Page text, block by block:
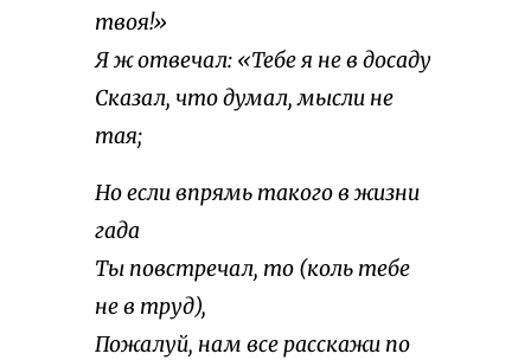
твоя!»
Я ж отвечал: «Тебе я не в досаду
Сказал, что думал, мысли не
тая;
Но если впрямь такого в жизни
гада
Ты повстречал, то (коль тебе
не в труд),
Пожалуй, нам все расскажи по